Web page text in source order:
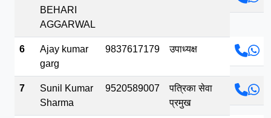
BEHARI
AGGARWAL
6
Ajay kumar
garg
9837617179 उपाध्यक्ष
7
Sunil Kumar
Sharma
9520589007
पत्रिका सेवा
प्रमुख